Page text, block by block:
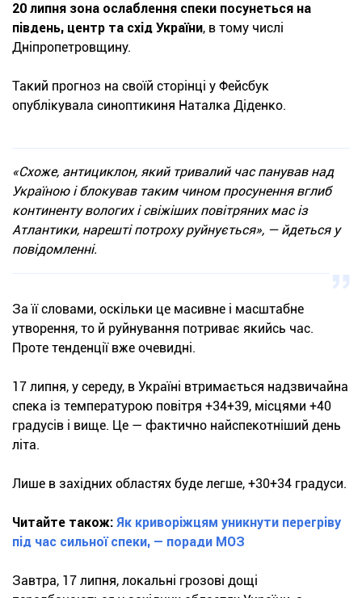
20 липня зона ослаблення спеки посунеться на
південь, центр та схід України, в тому числі
Дніпропетровщину.
Такий прогноз на своїй сторінці у Фейсбук
опублікувала синоптикиня Наталка Діденко.
«Схоже, антициклон, який тривалий час панував над
Україною і блокував таким чином просунення вглиб
континенту вологих і свіжіших повітряних мас із
Атлантики, нарешті потроху руйнується», — йдеться у
повідомленні.
За її словами, оскільки це масивне і масштабне
утворення, то й руйнування потриває якийсь час.
Проте тенденції вже очевидні.
17 липня, у середу, в Україні втримається надзвичайна
спека із температурою повітря +34+39, місцями +40
градусів і вище. Це — фактично найспекотніший день
літа.
Лише в західних областях буде легше, +30+34 градуси.
Читайте також: Як криворіжцям уникнути перегріву
під час сильної спеки, — поради МОЗ
Завтра, 17 липня, локальні грозові дощі